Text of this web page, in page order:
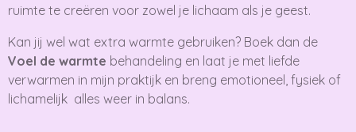
ruimte te creëren voor zowel je lichaam als je geest.
Kan jij wel wat extra warmte gebruiken? Boek dan de
Voel de warmte behandeling en laat je met liefde
verwarmen in mijn praktijk en breng emotioneel, fysiek of
lichamelijk alles weer in balans.